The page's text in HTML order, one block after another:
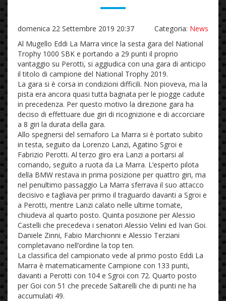
domenica 22 Settembre 2019 20:37 Categoria: News
Al Mugello Eddi La Marra vince la sesta gara del National
Trophy 1000 SBK e portando a 29 punti il proprio
vantaggio su Perotti, si aggiudica con una gara di anticipo
il titolo di campione del National Trophy 2019.
La gara si è corsa in condizioni difficili. Non pioveva, ma la
pista era ancora quasi tutta bagnata per le piogge cadute
in precedenza. Per questo motivo la direzione gara ha
deciso di effettuare due giri di ricognizione e di accorciare
a 8 giri la durata della gara.
Allo spegnersi del semaforo La Marra si è portato subito
in testa, seguito da Lorenzo Lanzi, Agatino Sgroi e
Fabrizio Perotti. Al terzo giro era Lanzi a portarsi al
comando, seguito a ruota da La Marra. L’esperto pilota
della BMW restava in prima posizione per quattro giri, ma
nel penultimo passaggio La Marra sferrava il suo attacco
decisivo e tagliava per primo il traguardo davanti a Sgroi e
a Perotti, mentre Lanzi calato nelle ultime tornate,
chiudeva al quarto posto. Quinta posizione per Alessio
Castelli che precedeva i senatori Alessio Velini ed Ivan Goi.
Daniele Zinni, Fabio Marchionni e Alessio Terziani
completavano nell’ordine la top ten.
La classifica del campionato vede al primo posto Eddi La
Marra è matematicamente Campione con 133 punti,
davanti a Perotti con 104 e Sgroi con 72. Quarto posto
per Goi con 51 che precede Saltarelli che di punti ne ha
accumulati 49.